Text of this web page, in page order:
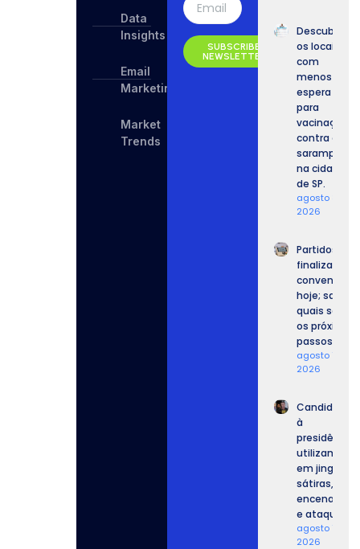
Data
Insights
Email
Marketing
Market
Trends
SUBSCRIBE
NEWSLETTER
Descubra
os locais
com
menos
espera
para
vacinação
contra o
sarampo
na cidade
de SP.
agosto 8,
2026
Partidos
finalizam
convenções
hoje; saiba
quais serão
os próximos
passos.
agosto 7,
2026
Candidatos
à
presidência
utilizam IA
em jingles,
sátiras,
encenações
e ataques.
agosto 7,
2026